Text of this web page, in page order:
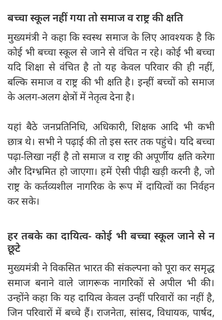
बच्चा स्कूल नहीं गया तो समाज व राष्ट्र की क्षति
मुख्यमंत्री ने कहा कि स्वस्थ समाज के लिए आवश्यक है कि
कोई भी बच्चा स्कूल से जाने से वंचित न रहे। कोई भी बच्चा
यदि शिक्षा से वंचित है तो यह केवल परिवार की ही नहीं,
बल्कि समाज व राष्ट्र की भी क्षति है। इन्हीं बच्चों को समाज
के अलग-अलग क्षेत्रों में नेतृत्व देना है।
यहां बैठे जनप्रतिनिधि, अधिकारी, शिक्षक आदि भी कभी
छात्र थे। सभी ने पढ़ाई की तो इस स्तर तक पहुंचे। यदि बच्चा
पढ़ा-लिखा नहीं है तो समाज व राष्ट्र की अपूर्णीय क्षति करेगा
और दिग्भ्रमित हो जाएगा। हमें ऐसी पीढ़ी खड़ी करनी है, जो
राष्ट्र के कर्तव्यशील नागरिक के रूप में दायित्वों का निर्वहन
कर सके।
हर तबके का दायित्व- कोई भी बच्चा स्कूल जाने से न
छूटे
मुख्यमंत्री ने विकसित भारत की संकल्पना को पूरा कर समृद्ध
समाज बनाने वाले जागरूक नागरिकों से अपील भी की।
उन्होंने कहा कि यह दायित्व केवल उन्हीं परिवारों का नहीं है,
जिन परिवारों में बच्चे हैं। राजनेता, सांसद, विधायक, पार्षद,